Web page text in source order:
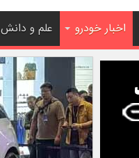
اخبار خودرو علم و دانش